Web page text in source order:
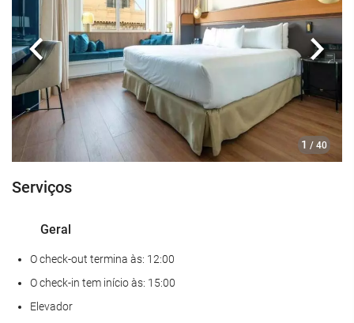
1 / 40
Anterior
Serviços
Geral
O check-out termina às: 12:00
O check-in tem início às: 15:00
Elevador